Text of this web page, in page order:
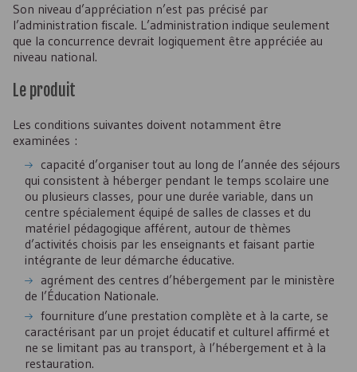
Son niveau d’appréciation n’est pas précisé par
l’administration fiscale. L’administration indique seulement
que la concurrence devrait logiquement être appréciée au
niveau national.
Le produit
Les conditions suivantes doivent notamment être
examinées :
capacité d’organiser tout au long de l’année des séjours
qui consistent à héberger pendant le temps scolaire une
ou plusieurs classes, pour une durée variable, dans un
centre spécialement équipé de salles de classes et du
matériel pédagogique afférent, autour de thèmes
d’activités choisis par les enseignants et faisant partie
intégrante de leur démarche éducative.
agrément des centres d’hébergement par le ministère
de l’Éducation Nationale.
fourniture d’une prestation complète et à la carte, se
caractérisant par un projet éducatif et culturel affirmé et
ne se limitant pas au transport, à l’hébergement et à la
restauration.